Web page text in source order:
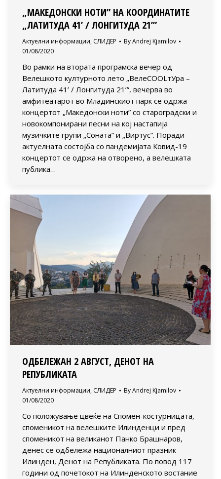
„МАКЕДОНСКИ НОТИ” НА КООРДИНАТИТЕ
„ЛАТИТУДА 41’ / ЛОНГИТУДА 21’”
Актуелни информации, СЛИДЕР ByAndrej Kjamilov
01/08/2020
Во рамки на втората програмска вечер од
Велешкото културното лето „ВелеСOOLтУра –
Латитуда 41’ / Лонгитуда 21’”, вечерва во
амфитеатарот во Младинскиот парк се одржа
концертот „Македонски ноти” со староградски и
новокомпонирани песни на кој настапија
музичките групи „Соната” и „Виртус”. Поради
актуелната состојба со пандемијата Ковид-19
концертот се одржа на отворено, а велешката
публика…
ОДБЕЛЕЖАН 2 АВГУСТ, ДЕНОТ НА
РЕПУБЛИКАТА
Актуелни информации, СЛИДЕР ByAndrej Kjamilov
01/08/2020
Со положување цвеќе на Спомен-костурницата,
споменикот на велешките Илинденци и пред
споменикот на великанот Панко Брашнаров,
денес се одбележа националниот празник
Илинден, Денот на Републиката. По повод 117
години од почетокот на Илинденското востание